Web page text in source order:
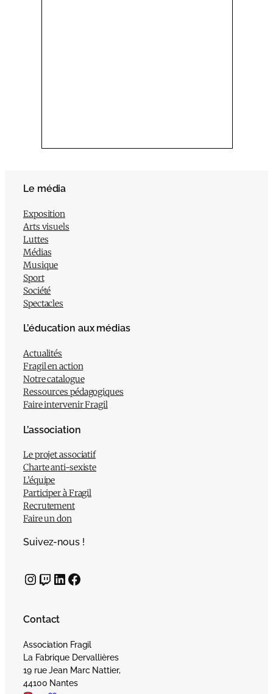
Le média
Exposition
Arts visuels
Luttes
Médias
Musique
Sport
Société
Spectacles
L’éducation aux médias
Actualités
Fragil en action
Notre catalogue
Ressources pédagogiques
Faire intervenir Fragil
L’association
Le projet associatif
Charte anti-sexiste
L’équipe
Participer à Fragil
Recrutement
Faire un don
Suivez-nous !
InstagramTwitch LinkedIn Facebook
Contact
Association Fragil
La Fabrique Dervallières
19 rue Jean Marc Nattier,
44100 Nantes